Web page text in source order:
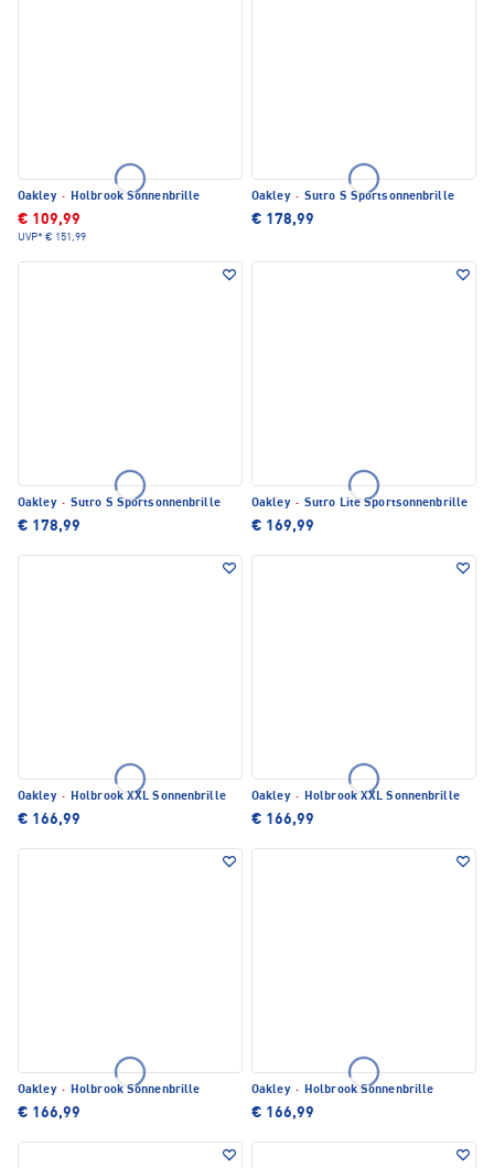
Oakley · Holbrook Sonnenbrille
€ 109,99
UVP* € 151,99
Oakley · Sutro S Sportsonnenbrille
€ 178,99
Oakley · Sutro S Sportsonnenbrille
€ 178,99
Oakley · Sutro Lite Sportsonnenbrille
€ 169,99
Oakley · Holbrook XXL Sonnenbrille
€ 166,99
Oakley · Holbrook XXL Sonnenbrille
€ 166,99
Oakley · Holbrook Sonnenbrille
€ 166,99
Oakley · Holbrook Sonnenbrille
€ 166,99